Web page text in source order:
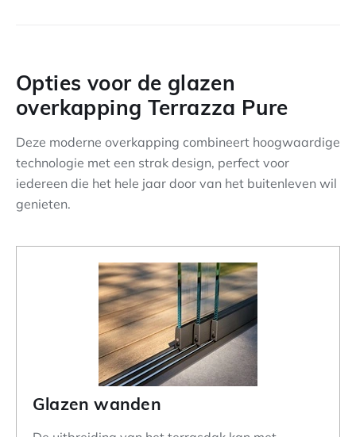
Opties voor de glazen
overkapping Terrazza Pure
Deze moderne overkapping combineert hoogwaardige
technologie met een strak design, perfect voor
iedereen die het hele jaar door van het buitenleven wil
genieten.
Glazen wanden